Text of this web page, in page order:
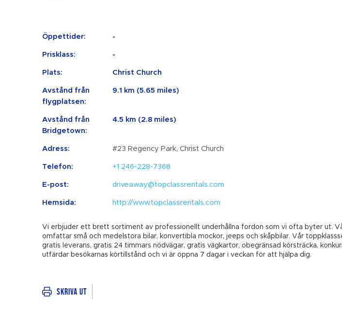
Öppettider: -
Prisklass: -
Plats: Christ Church
Avstånd från
flygplatsen:
9.1 km (5.65 miles)
Avstånd från
Bridgetown:
4.5 km (2.8 miles)
Adress: #23 Regency Park, Christ Church
Telefon: +1 246-228-7368
E-post: driveaway@topclassrentals.com
Hemsida: http://www.topclassrentals.com
Vi erbjuder ett brett sortiment av professionellt underhållna fordon som vi ofta byter ut.
omfattar små och medelstora bilar, konvertibla mockor, jeeps och skåpbilar. Vår
gratis leverans, gratis 24 timmars nödvägar, gratis vägkartor, obegränsad körsträcka,
utfärdar besökarnas körtillstånd och vi är öppna 7 dagar i veckan för att hjälpa dig.
Skriva ut